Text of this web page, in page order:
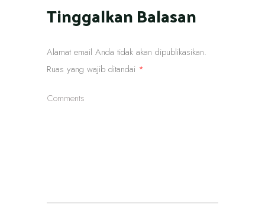
Tinggalkan Balasan
Alamat email Anda tidak akan dipublikasikan.
Ruas yang wajib ditandai *